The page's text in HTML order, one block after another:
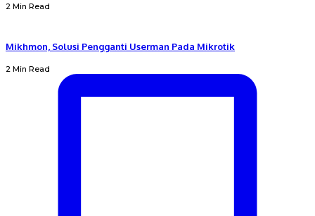
2 Min Read
Mikhmon, Solusi Pengganti Userman Pada Mikrotik
2 Min Read